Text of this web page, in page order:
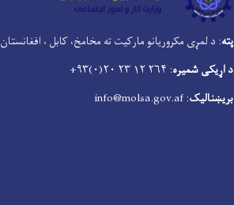
پته: د لمړی مکروریانو مارکیت ته مخامخ، کابل ، افغانستان
د اړیکی شمیره: ۲۶۴ ۱۲ ۲۳ ۲۰(۰)۹۳+
بریښنالیک: info@molsa.gov.af